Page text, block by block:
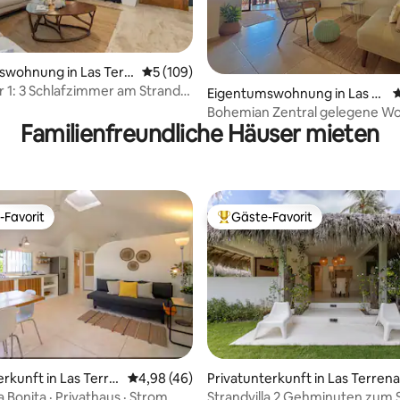
4,94 von 5, 148 Bewertungen
in Las Terr
Durchschnittliche Bewertung: 5 von 5,
5 (109)
1: 3 Schlafzimmer am Strand
Eigentumswohnung in Las T
errenas
Bohemian Zentral gelegene
Zimmer direkt am Strand + Pool
Familienfreundliche Häuser mieten
Favorit.
Favorit
in Las Terre
Durchschnittliche Bewertung: 4,98 von 5,
4,98 (46)
Beliebter Gäste-Favorit.
Gäste-Favorit
Privatunterkunft in Las